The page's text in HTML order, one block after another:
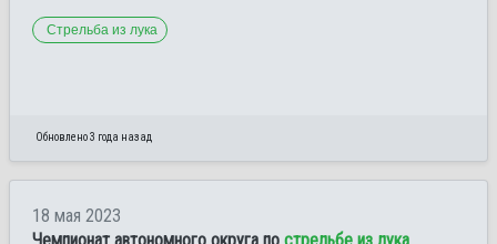
Стрельба из лука
Обновлено 3 года назад
18 мая 2023